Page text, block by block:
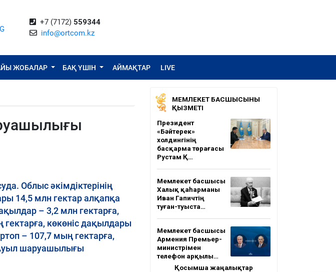
+7 (7172) 559344
info@ortcom.kz
ЖОБАЛАР БАҚ ҮШІН АЙМАҚТАР LIVE
Облыс әкімдіктерінің
14,5 млн гектар алқапқа
– 3,2 млн гектарға,
көкөніс дақылдары
– 107,7 мың гектарға,
шаруашылығы
МЕМЛЕКЕТ БАСШЫСЫНЫҢ
ҚЫЗМЕТІ
Президент
«Бәйтерек»
холдингінің
басқарма төрағасы
Рустам Қ…
Мемлекет басшысы
Халық қаһарманы
Иван Гапичтің
туған-туыста…
Мемлекет басшысы
Армения Премьер-
министрімен
телефон арқылы…
Қосымша жаңалықтар